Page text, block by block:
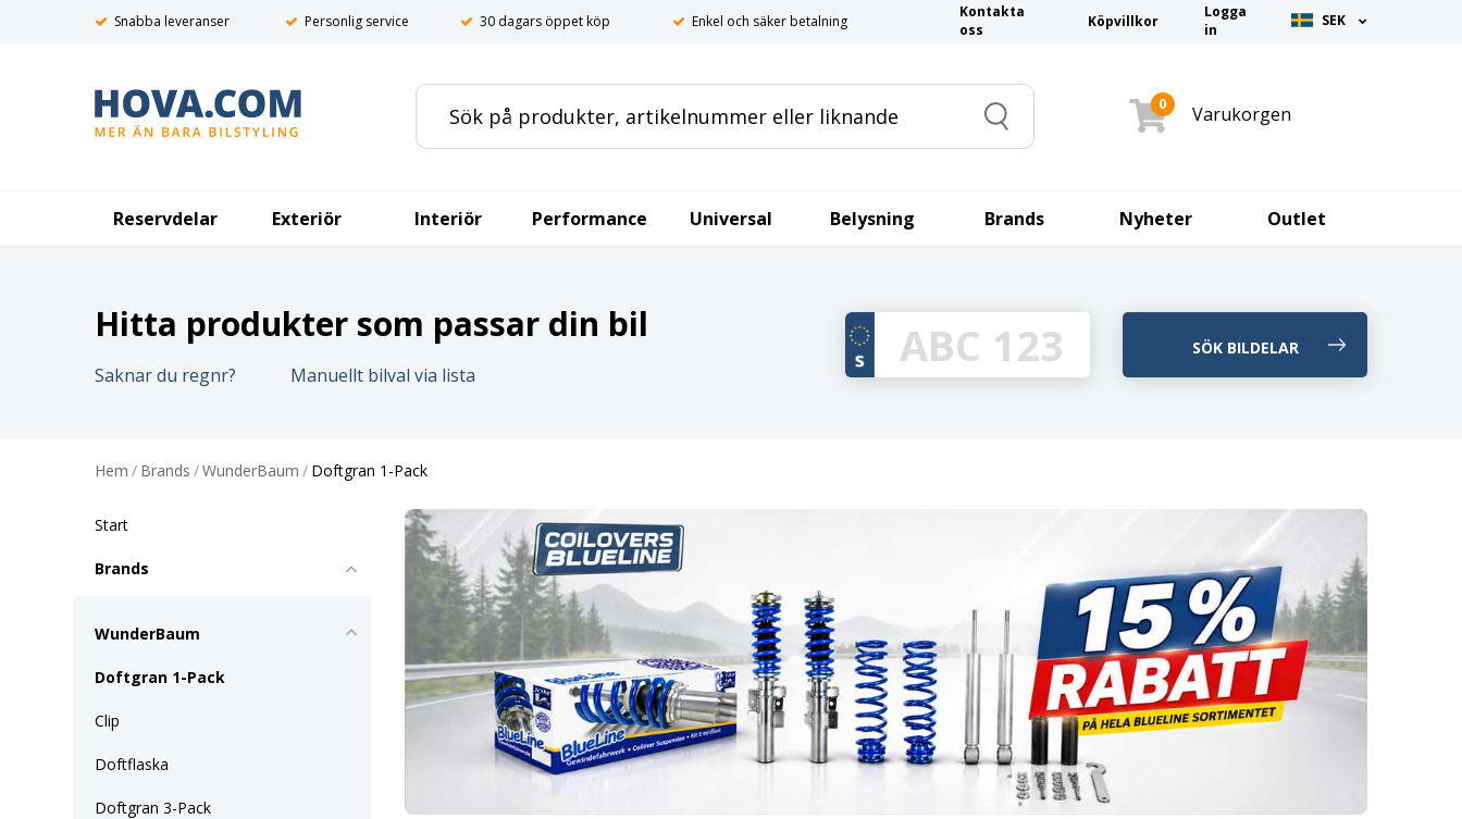
Snabba leveranser Personlig service 30 dagars öppet köp Enkel och säker betalning
Kontakta
oss
Köpvillkor
Logga
in
SEK
Search
0 Varukorgen
Reservdelar Exteriör Interiör Performance Universal Belysning Brands Nyheter Outlet
Hitta produkter som passar din bil
Saknar du regnr? Manuellt bilval via lista
Hem / Brands /WunderBaum / Doftgran 1-Pack
Start
Brands
WunderBaum
Doftgran 1-Pack
Clip
Doftflaska
Doftgran 3-Pack